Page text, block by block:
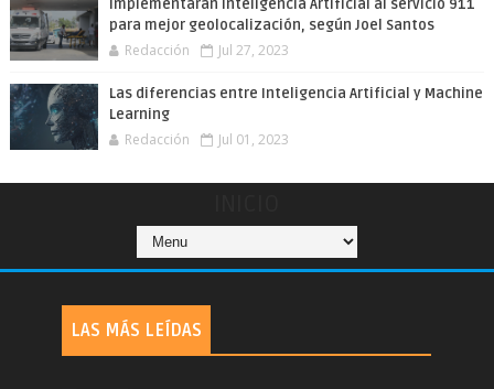
Implementarán Inteligencia Artificial al servicio 911
para mejor geolocalización, según Joel Santos
Redacción Jul 27, 2023
Las diferencias entre Inteligencia Artificial y Machine
Learning
Redacción Jul 01, 2023
LAS MÁS LEÍDAS